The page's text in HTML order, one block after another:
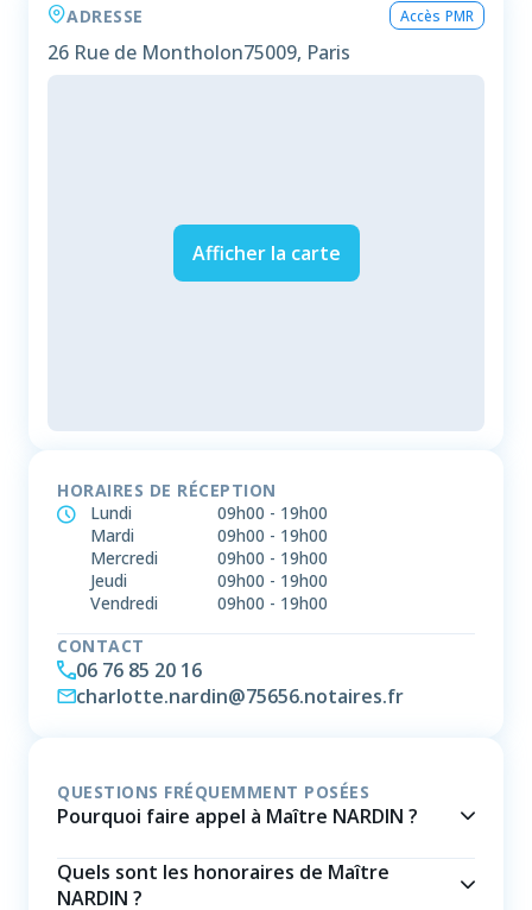
ADRESSE Accès PMR
26 Rue de Montholon75009, Paris
Afficher la carte
HORAIRES DE RÉCEPTION
Lundi
09h00 - 19h00
Mardi
09h00 - 19h00
Mercredi
09h00 - 19h00
Jeudi
09h00 - 19h00
Vendredi
09h00 - 19h00
CONTACT
06 76 85 20 16
charlotte.nardin@75656.notaires.fr
QUESTIONS FRÉQUEMMENT POSÉES
Pourquoi faire appel à Maître NARDIN ?
Quels sont les honoraires de Maître
NARDIN ?